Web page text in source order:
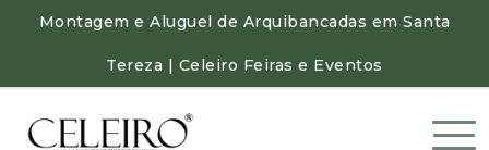
Montagem e Aluguel de Arquibancadas em Santa
Tereza | Celeiro Feiras e Eventos